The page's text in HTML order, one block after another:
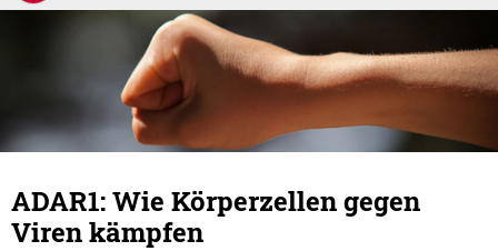
ADAR1: Wie Körperzellen gegen
Viren kämpfen